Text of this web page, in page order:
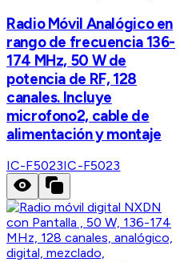
Radio Móvil Analógico en
rango de frecuencia 136-
174 MHz, 50 W de
potencia de RF, 128
canales. Incluye
microfono2, cable de
alimentación y montaje
IC-F5023IC-F5023